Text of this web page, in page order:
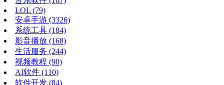
LOL (79)
安卓手游 (3326)
系统工具 (184)
影音播放 (168)
生活服务 (244)
视频教程 (90)
AI软件 (110)
软件开发 (84)